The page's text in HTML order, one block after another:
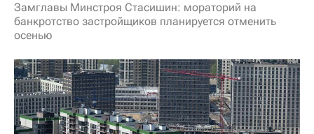
Замглавы Минстроя Стасишин: мораторий на
банкротство застройщиков планируется отменить
осенью